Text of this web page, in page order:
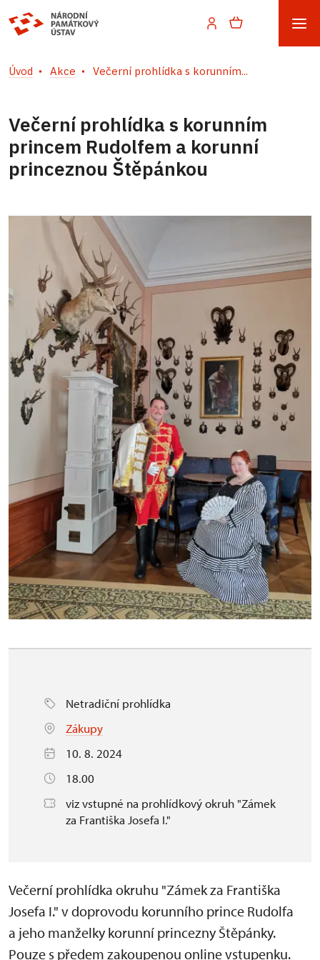
Úvod Akce Večerní prohlídka s korunním...
Večerní prohlídka s korunním
princem Rudolfem a korunní
princeznou Štěpánkou
Netradiční prohlídka
Zákupy
10. 8. 2024
18.00
viz vstupné na prohlídkový okruh "Zámek
za Františka Josefa I."
Večerní prohlídka okruhu "Zámek za Františka
Josefa I." v doprovodu korunního prince Rudolfa
a jeho manželky korunní princezny Štěpánky.
Pouze s předem zakoupenou online vstupenku.